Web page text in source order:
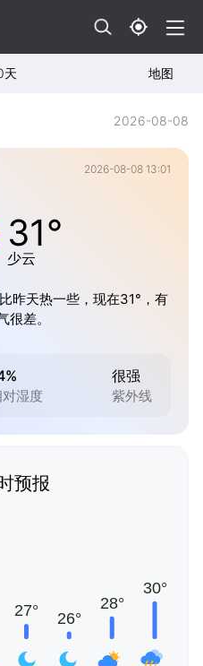
天 地图
2026-08-08
2026-08-08 13:01
31°
少云
昨天热一些，现在31°，有
很差。
湿度
很强
紫外线
预报